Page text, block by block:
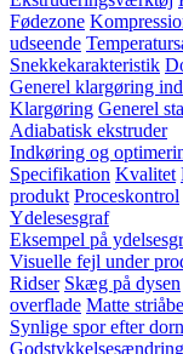
Fødezone
udseende
Snekkekarakteristik
Generel klargøring
Klargøring Generel
Adiabatisk ekstruder
Indkøring og
Specifikation Kvalitet
produkt Proceskontrol
Ydelesesgraf
Eksempel på
Visuelle fejl under
Ridser Skæg på dysen
overflade Matte
Synlige spor efter